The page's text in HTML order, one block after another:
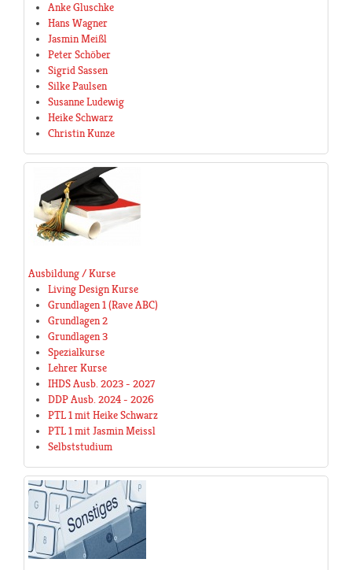
Anke Gluschke
Hans Wagner
Jasmin Meißl
Peter Schöber
Sigrid Sassen
Silke Paulsen
Susanne Ludewig
Heike Schwarz
Christin Kunze
Ausbildung / Kurse
Living Design Kurse
Grundlagen 1 (Rave ABC)
Grundlagen 2
Grundlagen 3
Spezialkurse
Lehrer Kurse
IHDS Ausb. 2023 - 2027
DDP Ausb. 2024 - 2026
PTL 1 mit Heike Schwarz
PTL 1 mit Jasmin Meissl
Selbststudium